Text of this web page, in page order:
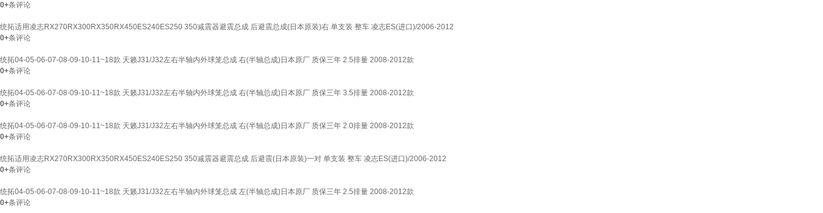
0+条评论
统拓适用凌志RX270RX300RX350RX450ES240ES250 350减震器避震总成 后避震总成(日本原装)右 单支装 整车 凌志ES(进口)/2006-2012
0+条评论
统拓04-05-06-07-08-09-10-11~18款 天籁J31/J32左右半轴内外球笼总成 右(半轴总成)日本原厂 质保三年 2.5排量 2008-2012款
0+条评论
统拓04-05-06-07-08-09-10-11~18款 天籁J31/J32左右半轴内外球笼总成 右(半轴总成)日本原厂 质保三年 3.5排量 2008-2012款
0+条评论
统拓04-05-06-07-08-09-10-11~18款 天籁J31/J32左右半轴内外球笼总成 右(半轴总成)日本原厂 质保三年 2.0排量 2008-2012款
0+条评论
统拓适用凌志RX270RX300RX350RX450ES240ES250 350减震器避震总成 后避震(日本原装)一对 单支装 整车 凌志ES(进口)/2006-2012
0+条评论
统拓04-05-06-07-08-09-10-11~18款 天籁J31/J32左右半轴内外球笼总成 左(半轴总成)日本原厂 质保三年 2.5排量 2008-2012款
0+条评论